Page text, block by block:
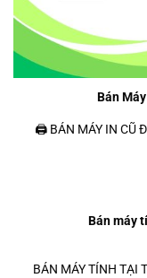
Bán
🖨️ BÁN MÁY IN CŨ
Bán máy
BÁN MÁY TÍNH TẠI